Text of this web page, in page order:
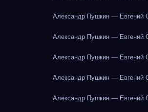
Александр Пушкин — Евгений
Александр Пушкин — Евгений
Александр Пушкин — Евгений
Александр Пушкин — Евгений
Александр Пушкин — Евгений